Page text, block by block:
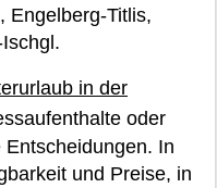
Engelberg-Titlis,
in der
oder
In
und Preise, in